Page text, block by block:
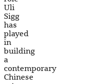
Uli
Sigg
has
played
in
building
a
contemporary
Chinese